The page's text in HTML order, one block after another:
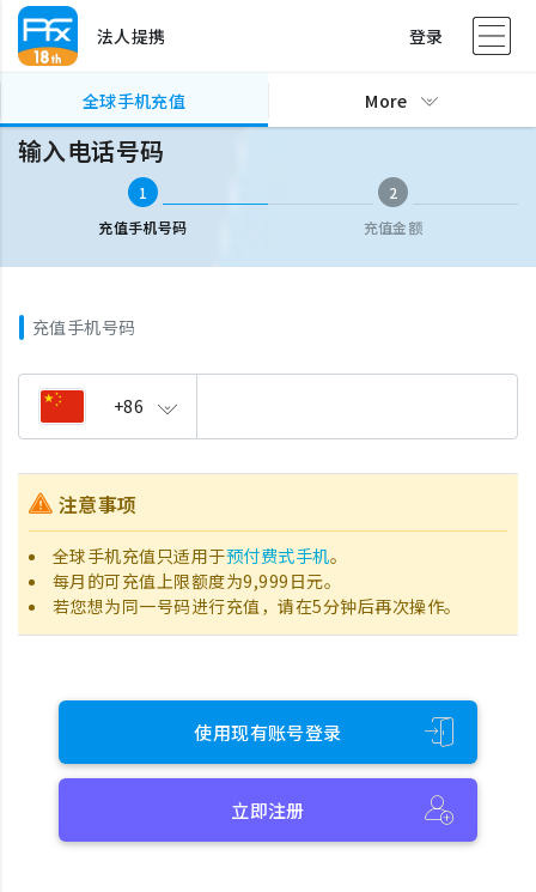
法人提携 登录
全球手机充值 More
全球手机充值 输入电话号码
输入电话号码
1
充值手机号码
2
充值金额
充值手机号码
+86
注意事项
全球手机充值只适用于预付费式手机。
每月的可充值上限额度为9,999日元。
若您想为同一号码进行充值，请在5分钟后再次操作。
使用现有账号登录
立即注册